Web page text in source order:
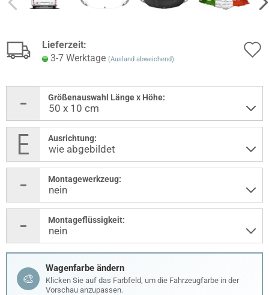
Lieferzeit:
3-7 Werktage (Ausland abweichend)
Größenauswahl Länge x Höhe:
Ausrichtung:
Montagewerkzeug:
Montageflüssigkeit:
🎨
Wagenfarbe ändern
Klicken Sie auf das Farbfeld, um die Fahrzeugfarbe in der
Vorschau anzupassen.